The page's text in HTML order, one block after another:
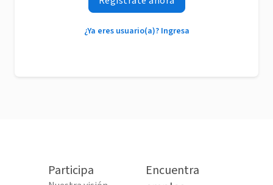
¿Ya eres usuario(a)? Ingresa
Participa
Encuentra